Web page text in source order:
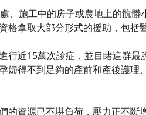
、施工中的房子或農地上的骯髒
拿取大部分形式的援助，包括
行近15萬次診症，並目睹這群最
婦得不到足夠的產前和產後護理
的資源已不堪負荷，壓力正不斷